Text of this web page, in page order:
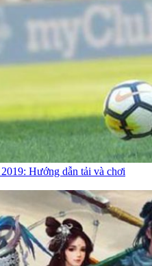
Hướng dẫn tải và chơi